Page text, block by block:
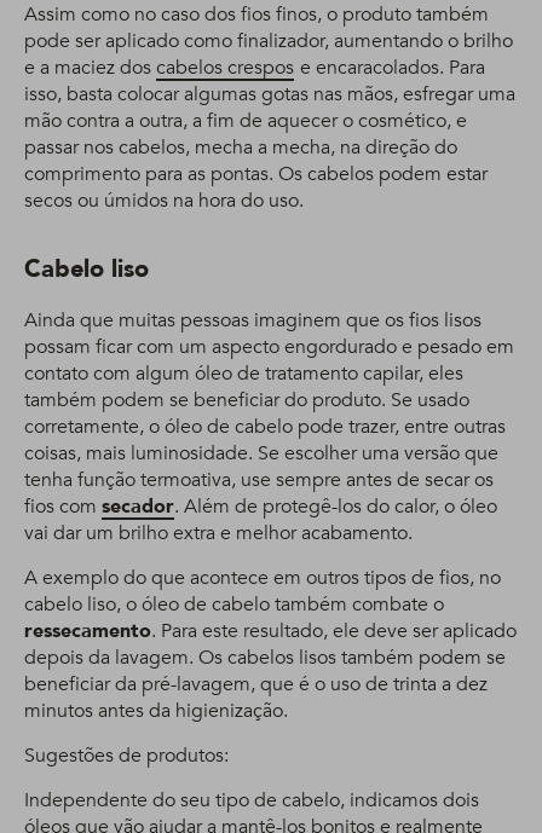
Assim como no caso dos fios finos, o produto também
pode ser aplicado como finalizador, aumentando o brilho
e a maciez doscabelos crespos e encaracolados. Para
isso, basta colocar algumas gotas nas mãos, esfregar uma
mão contra a outra, a fim de aquecer o cosmético, e
passar nos cabelos, mecha a mecha, na direção do
comprimento para as pontas. Os cabelos podem estar
secos ou úmidos na hora do uso.
Cabelo liso
Ainda que muitas pessoas imaginem que os fios lisos
possam ficar com um aspecto engordurado e pesado em
contato com algum óleo de tratamento capilar, eles
também podem se beneficiar do produto. Se usado
corretamente, o óleo de cabelo pode trazer, entre outras
coisas, mais luminosidade. Se escolher uma versão que
tenha função termoativa, use sempre antes de secar os
fios com secador. Além de protegê-los do calor, o óleo
vai dar um brilho extra e melhor acabamento.
A exemplo do que acontece em outros tipos de fios, no
cabelo liso, o óleo de cabelo também combate o
ressecamento. Para este resultado, ele deve ser aplicado
depois da lavagem. Os cabelos lisos também podem se
beneficiar da pré-lavagem, que é o uso de trinta a dez
minutos antes da higienização.
Sugestões de produtos:
Independente do seu tipo de cabelo, indicamos dois
óleos que vão ajudar a mantê-los bonitos e realmente